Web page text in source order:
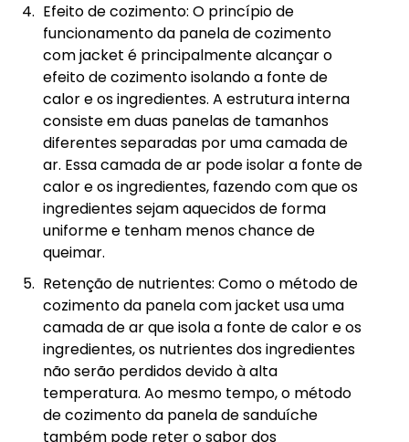
Efeito de cozimento: O princípio de
funcionamento da panela de cozimento
com jacket é principalmente alcançar o
efeito de cozimento isolando a fonte de
calor e os ingredientes. A estrutura interna
consiste em duas panelas de tamanhos
diferentes separadas por uma camada de
ar. Essa camada de ar pode isolar a fonte de
calor e os ingredientes, fazendo com que os
ingredientes sejam aquecidos de forma
uniforme e tenham menos chance de
queimar.
Retenção de nutrientes: Como o método de
cozimento da panela com jacket usa uma
camada de ar que isola a fonte de calor e os
ingredientes, os nutrientes dos ingredientes
não serão perdidos devido à alta
temperatura. Ao mesmo tempo, o método
de cozimento da panela de sanduíche
também pode reter o sabor dos